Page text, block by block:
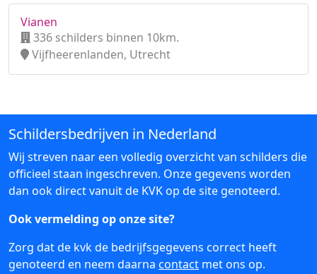
Vianen
336 schilders binnen 10km.
Vijfheerenlanden, Utrecht
Schildersbedrijven in Nederland
Wij streven naar een volledig overzicht van schilders die
officieel staan ingeschreven. Onze gegevens worden
dan ook direct vanuit de KVK op de site genoteerd.
Ook vermelding op onze site?
Zorg dat de kvk de bedrijfsgegevens correct heeft
genoteerd en neem daarna contact met ons op.